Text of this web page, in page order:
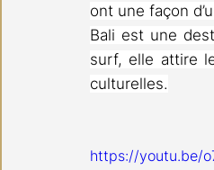
ont une façon
Bali est une
surf, elle attire
culturelles.
https://youtu.be/